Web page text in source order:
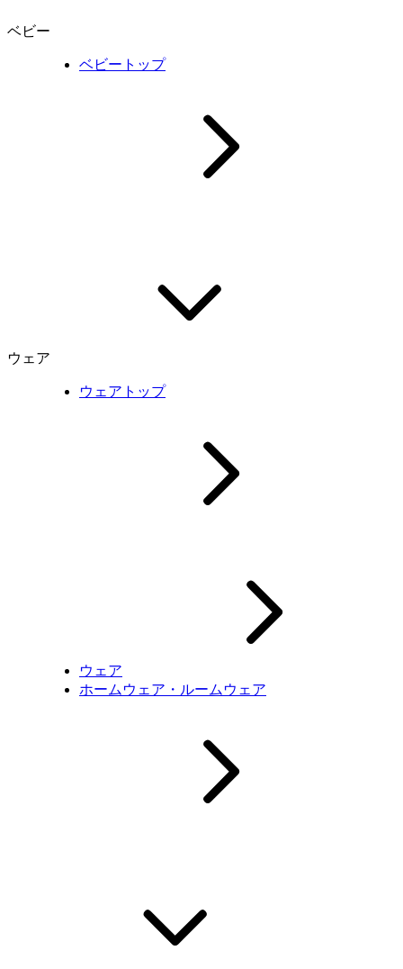
ベビー
ベビートップ
ウェア
ウェアトップ
ウェア
ホームウェア・ルームウェア